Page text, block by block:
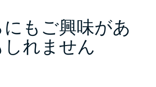
にもご興味があ
しれません